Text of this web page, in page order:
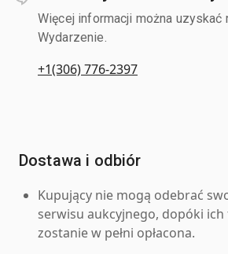
Więcej informacji można uzyskać
Wydarzenie.
+1(306) 776-2397
Dostawa i odbiór
Kupujący nie mogą odebrać
serwisu aukcyjnego, dopóki
zostanie w pełni opłacona.